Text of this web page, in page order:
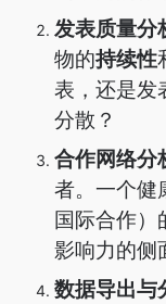
发表质量分
物的持续性
表，还是发
分散？
合作网络分
者。一个健
国际合作）
影响力的侧
数据导出与